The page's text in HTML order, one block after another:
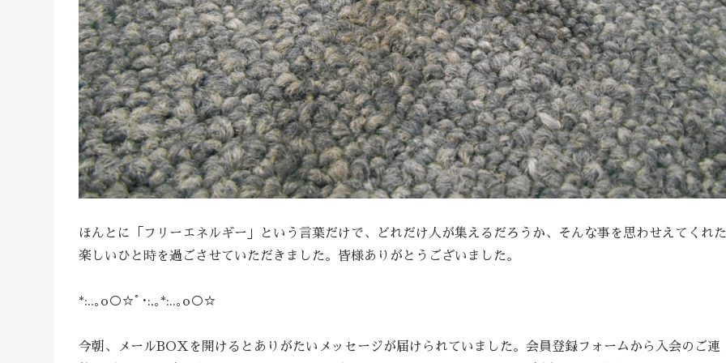
ほんとに「フリーエネルギー」という言葉だけで、どれだけ人が集えるだろうか、そんな事を思わせえてくれた
楽しいひと時を過ごさせていただきました。皆様ありがとうございました。
*:..｡o○☆ﾟ･:,｡*:..｡o○☆
今朝、メールBOXを開けるとありがたいメッセージが届けられていました。会員登録フォームから入会のご連